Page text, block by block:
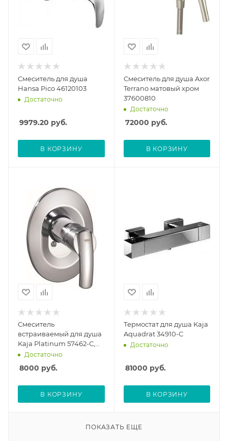
Смеситель для душа
Hansa Pico 46120103
Достаточно
9979.20 руб.
В КОРЗИНУ
Смеситель для душа Axor
Terrano матовый хром
37600810
Достаточно
72000 руб.
В КОРЗИНУ
Смеситель
встраиваемый для душа
Kaja Platinum 57462-С,
без скрытой части
Достаточно
8000 руб.
В КОРЗИНУ
Термостат для душа Kaja
Aquadrat 34910-C
Достаточно
81000 руб.
В КОРЗИНУ
ПОКАЗАТЬ ЕЩЕ